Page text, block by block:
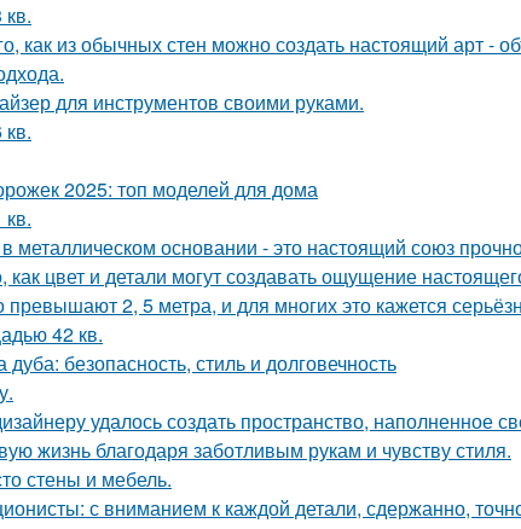
как из обычных стен можно создать настоящий арт -
для инструментов своими руками.
2025: топ моделей для дома
металлическом основании - это настоящий союз
как цвет и детали могут создавать ощущение
превышают 2, 5 метра, и для многих это кажется
42 кв.
безопасность, стиль и долговечность
удалось создать пространство, наполненное
жизнь благодаря заботливым рукам и чувству стиля.
стены и мебель.
с вниманием к каждой детали, сдержанно,